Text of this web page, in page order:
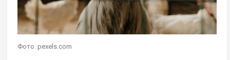
Фото: pexels.com